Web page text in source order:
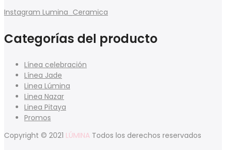
Instagram Lumina_Ceramica
Categorías del producto
Línea celebración
Línea Jade
Linea Lúmina
Linea Nazar
Linea Pitaya
Promos
Copyright © 2021 LÚMINA Todos los derechos reservados